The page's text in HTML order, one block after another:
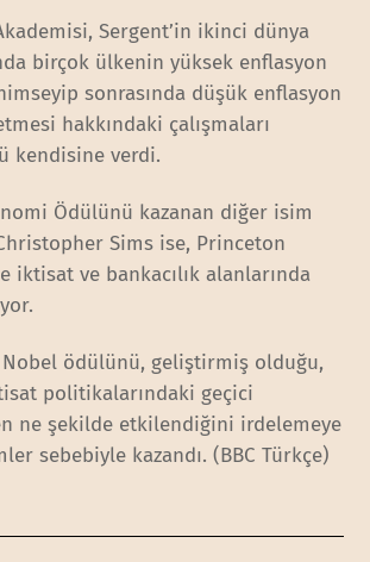
Sergent’in ikinci dünya
birçok ülkenin yüksek enflasyon
sonrasında düşük enflasyon
hakkındaki çalışmaları
kendisine verdi.
Ödülünü kazanan diğer isim
Sims ise, Princeton
iktisat ve bankacılık alanlarında
Nobel ödülünü, geliştirmiş olduğu,
politikalarındaki geçici
ne şekilde etkilendiğini irdelemeye
sebebiyle kazandı. (BBC Türkçe)